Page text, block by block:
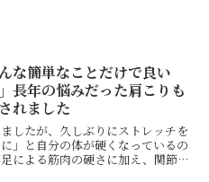
んな簡単なことだけで良い
長年の悩みだった肩こりも
れました
したが、久しぶりにストレッチを
」と自分の体が硬くなっているの
による筋肉の硬さに加え、関節